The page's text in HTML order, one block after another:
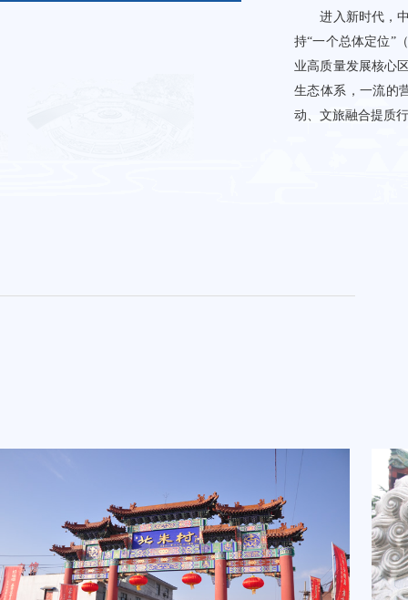
进入新时代，中
持“一个总体定位”
业高质量发展核心
生态体系，一流的
动、文旅融合提质